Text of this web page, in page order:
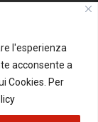
l'esperienza
acconsente a
Cookies. Per
PUBBLICITA'
su questo Blog: